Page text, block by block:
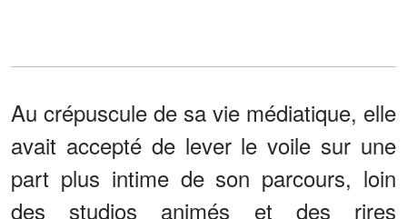
Au crépuscule de sa vie médiatique, elle
avait accepté de lever le voile sur une
part plus intime de son parcours, loin
des studios animés et des rires